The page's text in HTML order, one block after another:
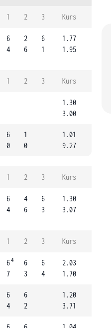
1 2 3 Kurs
6
4
2
6
6
1
1.77
1.95
1 2 3 Kurs
1.30
3.00
6
0
1
0
1.01
9.27
1 2 3 Kurs
6
4
4
6
6
3
1.30
3.07
1 2 3 Kurs
64
7
6
3
6
4
2.03
1.70
6
4
6
2
1.20
3.71